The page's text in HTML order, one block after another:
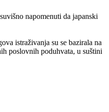
napomenuti da japanski
istraživanja su se bazirala na
poslovnih poduhvata, u suštini